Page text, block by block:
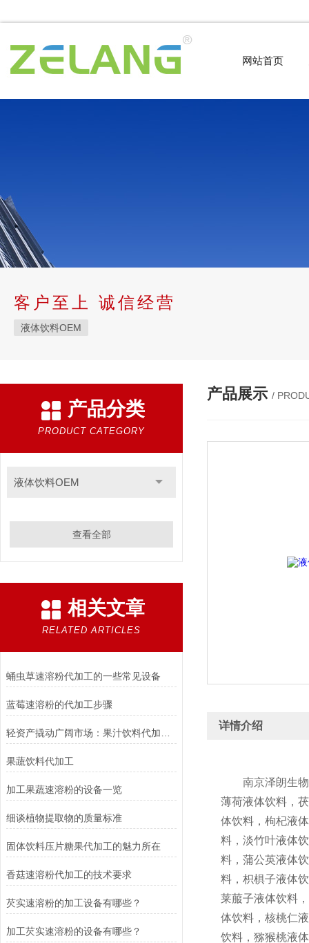
网站首页
客户至上 诚信经营
液体饮料OEM
产品分类
PRODUCT CATEGORY
液体饮料OEM
查看全部
相关文章
RELATED ARTICLES
蛹虫草速溶粉代加工的一些常见设备
蓝莓速溶粉的代加工步骤
果蔬饮料代加工
加工果蔬速溶粉的设备一览
细谈植物提取物的质量标准
固体饮料压片糖果代加工的魅力所在
香菇速溶粉代加工的技术要求
芡实速溶粉的加工设备有哪些？
加工芡实速溶粉的设备有哪些？
产品展示 /
详情介绍
南京泽朗生物
薄荷液体饮料，
体饮料，枸杞液
料，淡竹叶液体
料，蒲公英液体
料，枳椇子液体
莱菔子液体饮料
体饮料，核桃仁
饮料，猕猴桃液